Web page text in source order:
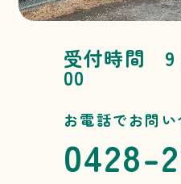
受付時間 9
00
お電話でお問い
0428-